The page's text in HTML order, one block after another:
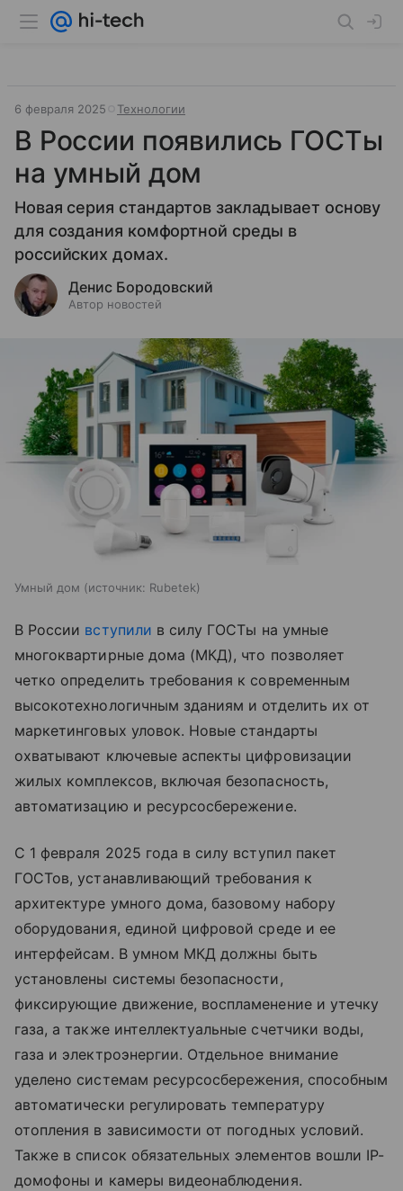
6 февраля 2025 Технологии
В России появились ГОСТы
на умный дом
Новая серия стандартов закладывает основу
для создания комфортной среды в
российских домах.
Денис Бородовский
Автор новостей
Умный дом источник: Rubetek
В России вступили в силу ГОСТы на умные
многоквартирные дома (МКД), что позволяет
четко определить требования к современным
высокотехнологичным зданиям и отделить их от
маркетинговых уловок. Новые стандарты
охватывают ключевые аспекты цифровизации
жилых комплексов, включая безопасность,
автоматизацию и ресурсосбережение.
С 1 февраля 2025 года в силу вступил пакет
ГОСТов, устанавливающий требования к
архитектуре умного дома, базовому набору
оборудования, единой цифровой среде и ее
интерфейсам. В умном МКД должны быть
установлены системы безопасности,
фиксирующие движение, воспламенение и утечку
газа, а также интеллектуальные счетчики воды,
газа и электроэнергии. Отдельное внимание
уделено системам ресурсосбережения, способным
автоматически регулировать температуру
отопления в зависимости от погодных условий.
Также в список обязательных элементов вошли IP-
домофоны и камеры видеонаблюдения.